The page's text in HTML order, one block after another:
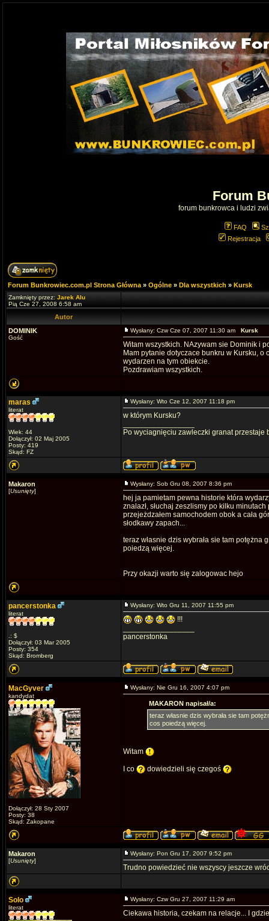
Forum
forum bunkrowca i ludzi
FAQ
Rejestracja
Forum Bunkrowiec.com.pl Strona Główna » Ogólne » Dla wszystkich » Kursk
Zamknięty przez: Jarek Alu
Pią Cze 27, 2008 6:58 am
Autor
DOMINIK
Gość
Wysłany: Czw Cze 07, 2007 11:30 am Kursk
Witam wszystkich. NAzywam sie Dominik i
Mam pytanie dotyczace bunkru w Kursku,
wydarzen na tym obiekcie.
Pozdrawiam wszystkich.
maras
literat
Wiek: 44
Dołączył: 02 Maj 2005
Posty: 419
Skąd: FZ
Wysłany: Wto Cze 12, 2007 11:18 pm
w którym Kursku?
Po wyciagnięciu zawleczki granat
Makaron
[Usunięty]
Wysłany: Sob Gru 08, 2007 8:36 pm
hej ja pamietam pewna historie która
znalazł, słuchaj zeszlismy po kilku
przejeżdzałem samochodem obok a cała
słodkawy zapach...
teraz własnie dzis wybrała sie tam
poiedzą więcej.
Przy okazji warto się zalogowac hejo
pancerstonka
literat
.: $
Dołączył: 03 Mar 2005
Posty: 354
Skąd: Bromberg
Wysłany: Wto Gru 11, 2007 11:55 pm
!!!
pancerstonka
MacGyver
kandydat
Dołączył: 28 Sty 2007
Posty: 38
Skąd: Zakopane
Wysłany: Nie Gru 16, 2007 4:07 pm
MAKARON napisał/a:
teraz własnie dzis wybrała sie tam
cos poiedzą więcej.
Witam
I co dowiedzieli się czegoś
Makaron
[Usunięty]
Wysłany: Pon Gru 17, 2007 9:52 pm
Trudno powiedzieć nie wszyscy jeszcze
Solo
literat
Wysłany: Czw Gru 27, 2007 11:29 am
Ciekawa historia, czekam na relacje... I